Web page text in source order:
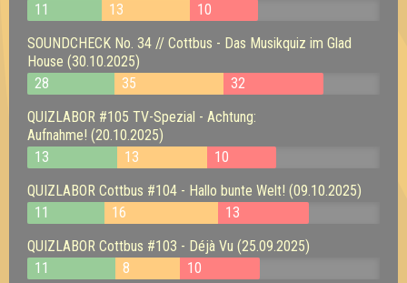
11
13
10
SOUNDCHECK No. 34 // Cottbus - Das Musikquiz im Glad
House (30.10.2025)
28
35
32
QUIZLABOR #105 TV-Spezial - Achtung:
Aufnahme! (20.10.2025)
13
13
10
QUIZLABOR Cottbus #104 - Hallo bunte Welt! (09.10.2025)
11
16
13
QUIZLABOR Cottbus #103 - Déjà Vu (25.09.2025)
11
8 10